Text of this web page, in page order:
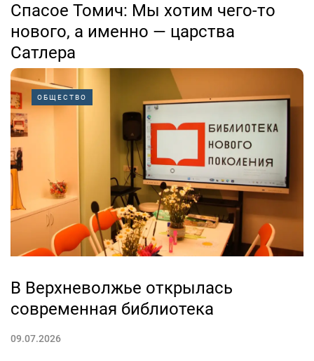
Спасое Томич: Мы хотим чего-то
нового, а именно — царства
Сатлера
09.07.2026
В своё время великий Бранко Радичевич пел: «Мы
хотим чего-то нового…», жаждя воодушевлённого,
бунтарского и свободолюбивого духа. Века прошли, и
вот мы в сегодняшней Черногории, где этот крик о
«новом» наконец-то был услышан, но в несколько...
ОБЩЕСТВО
В Верхневолжье открылась
современная библиотека
09.07.2026